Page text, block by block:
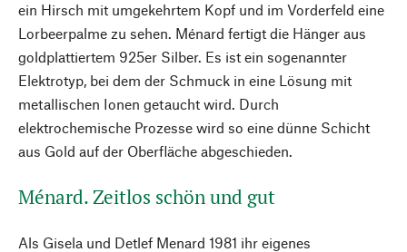
ein Hirsch mit umgekehrtem Kopf und im Vorderfeld eine
Lorbeerpalme zu sehen. Ménard fertigt die Hänger aus
goldplattiertem 925er Silber. Es ist ein sogenannter
Elektrotyp, bei dem der Schmuck in eine Lösung mit
metallischen Ionen getaucht wird. Durch
elektrochemische Prozesse wird so eine dünne Schicht
aus Gold auf der Oberfläche abgeschieden.
Ménard. Zeitlos schön und gut
Als Gisela und Detlef Menard 1981 ihr eigenes